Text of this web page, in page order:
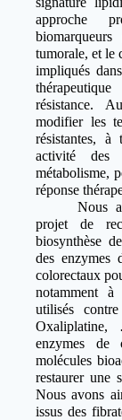
approche
tumorale, et le
impliqués
résistance.
modifier les
résistantes, à
activité des
métabolisme,
réponse
Nous
projet de
biosynthèse
des enzymes
colorectaux
notamment à
utilisés
enzymes de
molécules
restaurer une
Nous avons
issus des